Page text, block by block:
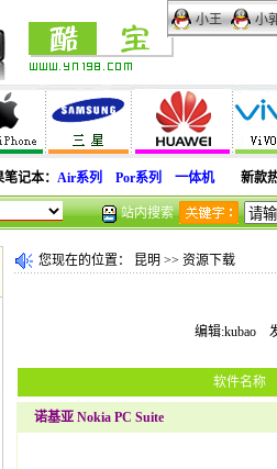
记本： Air系列 Por系列 一体机 新款
站内搜索
您现在的位置： 昆明 >> 资源下载
编辑:kubao
软件名称
诺基亚 Nokia PC Suite
小王 小